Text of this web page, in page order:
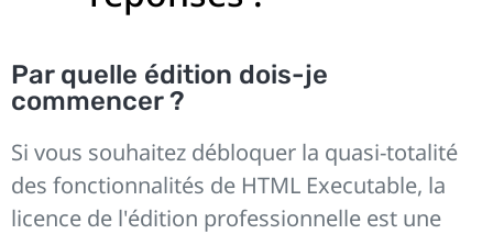
Par quelle édition dois-je
commencer ?
Si vous souhaitez débloquer la quasi-totalité
des fonctionnalités de HTML Executable, la
licence de l'édition professionnelle est une